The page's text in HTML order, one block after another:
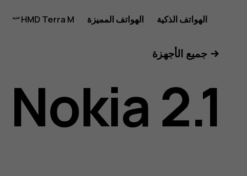
دليل
مستخدم
هاتف
الهواتف الذكية الهواتف المميزة HMD Terra M
جميع الأجهزة
Nokia 2.1